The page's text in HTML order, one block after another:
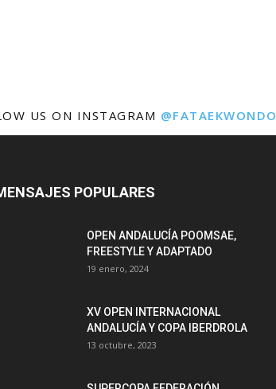
US ON INSTAGRAM @FATAEKWONDO
POPULARES
OPEN ANDALUCÍA POOMSAE,
FREESTYLE Y ADAPTADO
19 enero, 2024
XV OPEN INTERNACIONAL
ANDALUCÍA Y COPA IBERDROLA
13 octubre, 2023